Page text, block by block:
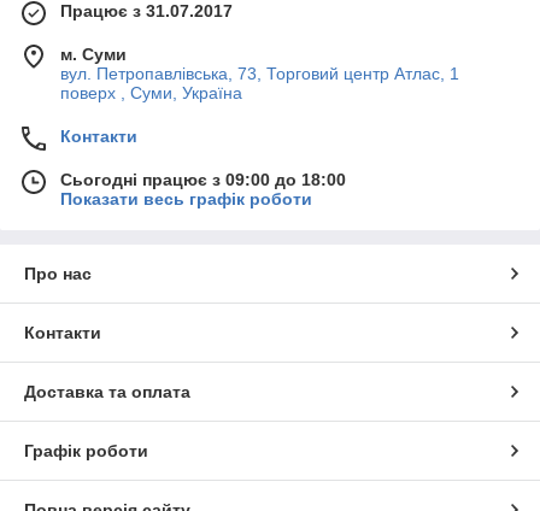
Працює з 31.07.2017
м. Суми
вул. Петропавлівська, 73, Торговий центр Атлас, 1
поверх , Суми, Україна
Контакти
Сьогодні працює з 09:00 до 18:00
Показати весь графік роботи
Про нас
Контакти
Доставка та оплата
Графік роботи